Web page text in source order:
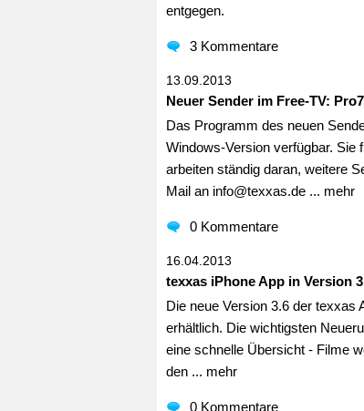
entgegen.
3 Kommentare
13.09.2013
Neuer Sender im Free-TV:
Das Programm des neuen
Windows-Version verfügbar. Sie
arbeiten ständig daran, weitere
Mail an info@texxas.de ... mehr
0 Kommentare
16.04.2013
texxas iPhone App in Version
Die neue Version 3.6 der texxas
erhältlich. Die wichtigsten
eine schnelle Übersicht - Filme
den ... mehr
0 Kommentare